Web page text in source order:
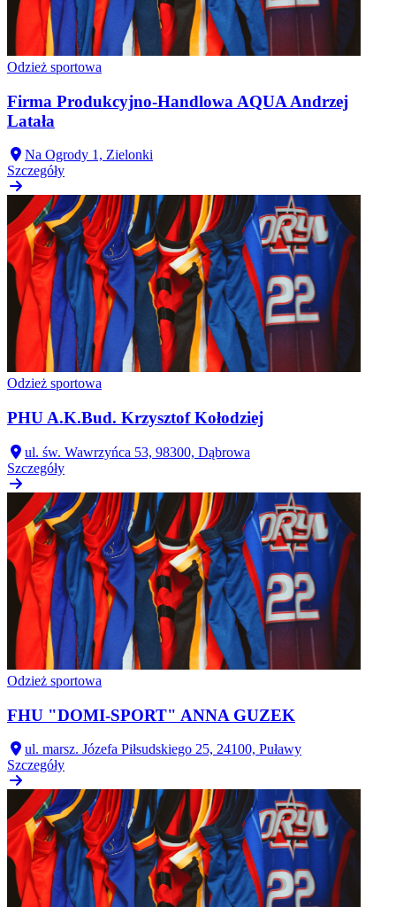
Odzież sportowa
Firma Produkcyjno-Handlowa AQUA Andrzej
Latała
Na Ogrody 1, Zielonki
Szczegóły
Odzież sportowa
PHU A.K.Bud. Krzysztof Kołodziej
ul. św. Wawrzyńca 53, 98300, Dąbrowa
Szczegóły
Odzież sportowa
FHU "DOMI-SPORT" ANNA GUZEK
ul. marsz. Józefa Piłsudskiego 25, 24100, Puławy
Szczegóły